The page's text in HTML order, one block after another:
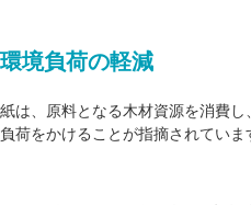
環境負荷の軽減
紙は、原料となる木材資源を消費
負荷をかけることが指摘されてい